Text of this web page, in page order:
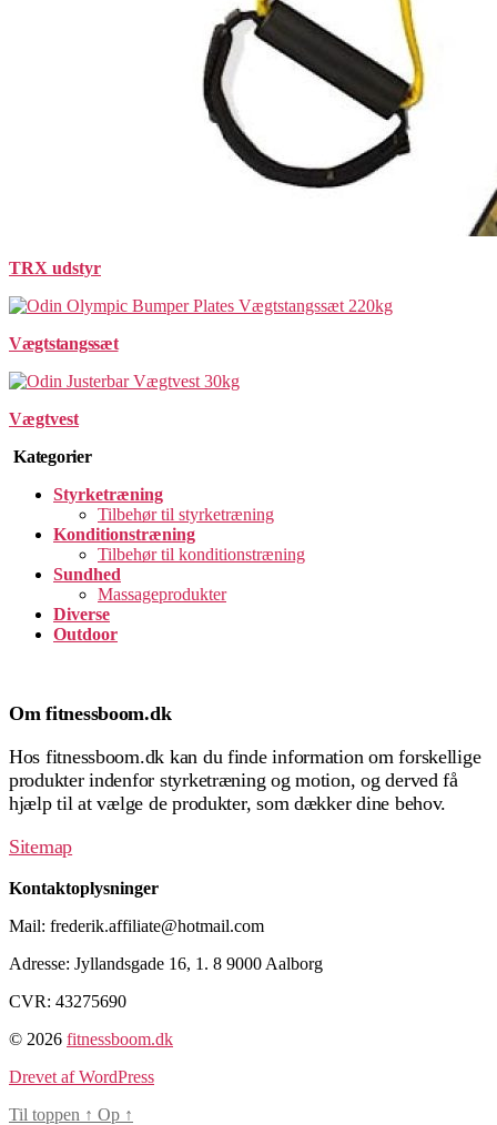
TRX udstyr
Vægtstangssæt
Vægtvest
Kategorier
Styrketræning
Tilbehør til styrketræning
Konditionstræning
Tilbehør til konditionstræning
Sundhed
Massageprodukter
Diverse
Outdoor
Om fitnessboom.dk
Hos fitnessboom.dk kan du finde information om forskellige
produkter indenfor styrketræning og motion, og derved få
hjælp til at vælge de produkter, som dækker dine behov.
Sitemap
Kontaktoplysninger
Mail: frederik.affiliate@hotmail.com
Adresse: Jyllandsgade 16, 1. 8 9000 Aalborg
CVR: 43275690
© 2026 fitnessboom.dk
Drevet af WordPress
Til toppen ↑ Op ↑